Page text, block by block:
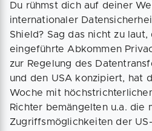
Du rühmst dich auf deiner
internationaler
Shield? Sag das nicht zu laut,
eingeführte Abkommen
zur Regelung des
und den USA konzipiert, hat
Woche mit
Richter bemängelten u.a. die
Zugriffsmöglichkeiten der